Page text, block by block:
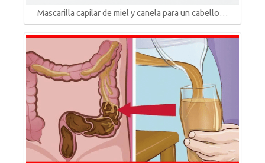
Mascarilla capilar de miel y canela para un cabello…